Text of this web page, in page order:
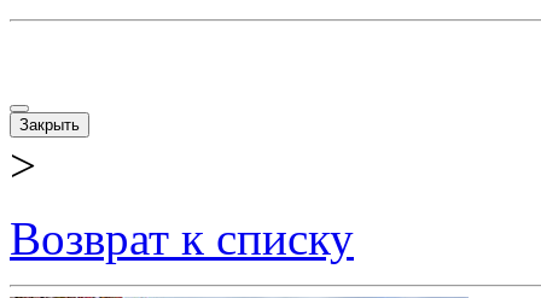
Закрыть
>
Возврат к списку